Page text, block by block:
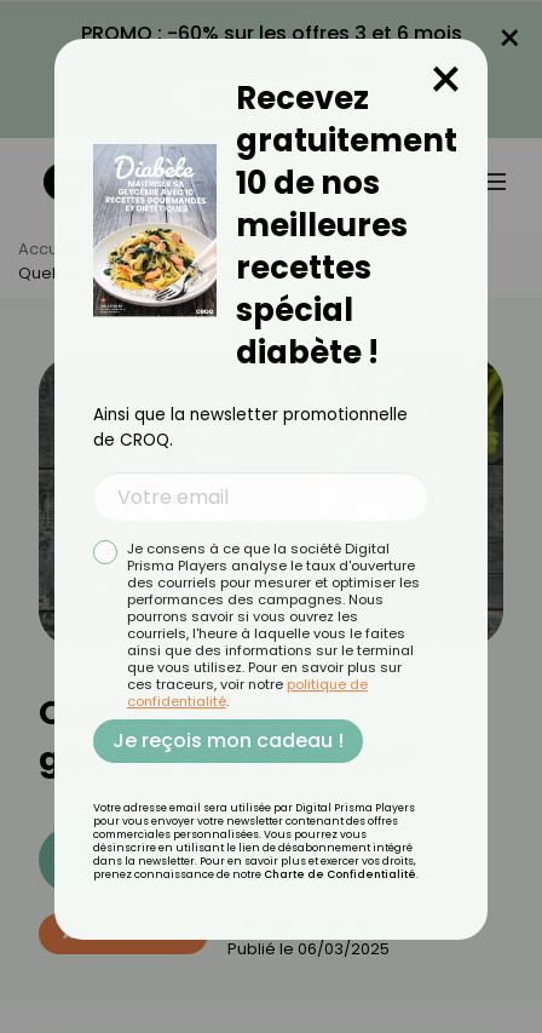
PROMO : -60% sur les offres 3 et 6 mois
VOIR LA PROMO
×
Accueil Actus
Alimentation
Quel Est L’index Glycémique Du Radis ?
Quel est l’index
glycémique du radis ?
Découvrez les 11 menus CROQ
ALIMENTATION
Publié le 06/03/2025
Recevez
gratuitement
10 de nos
meilleures
recettes
spécial
diabète !
×
Ainsi que la newsletter promotionnelle
de CROQ.
Je consens à ce que la société Digital
Prisma Players analyse le taux d'ouverture
des courriels pour mesurer et optimiser les
performances des campagnes. Nous
pourrons savoir si vous ouvrez les
courriels, l'heure à laquelle vous le faites
ainsi que des informations sur le terminal
que vous utilisez. Pour en savoir plus sur
ces traceurs, voir notre politique de
confidentialité.
Je reçois mon cadeau !
Votre adresse email sera utilisée par Digital Prisma Players
pour vous envoyer votre newsletter contenant des offres
commerciales personnalisées. Vous pourrez vous
désinscrire en utilisant le lien de désabonnement intégré
dans la newsletter. Pour en savoir plus et exercer vos droits,
prenez connaissance de notre Charte de Confidentialité.